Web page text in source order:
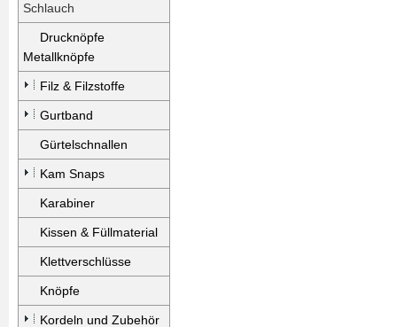
Schlauch
Drucknöpfe
Metallknöpfe
Filz & Filzstoffe
Gurtband
Gürtelschnallen
Kam Snaps
Karabiner
Kissen & Füllmaterial
Klettverschlüsse
Knöpfe
Kordeln und Zubehör